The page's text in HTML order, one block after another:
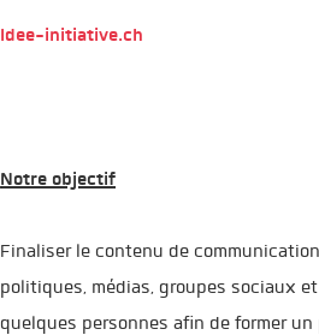
Idee-initiative.ch
Notre objectif
Finaliser le contenu de
politiques, médias, groupes sociaux
quelques personnes afin de former